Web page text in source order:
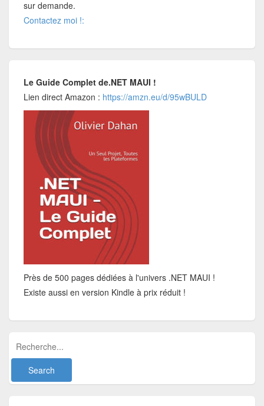
sur demande.
Contactez moi !:
Le Guide Complet de.NET MAUI !
Lien direct Amazon : https://amzn.eu/d/95wBULD
Près de 500 pages dédiées à l'univers .NET MAUI !
Existe aussi en version Kindle à prix réduit !